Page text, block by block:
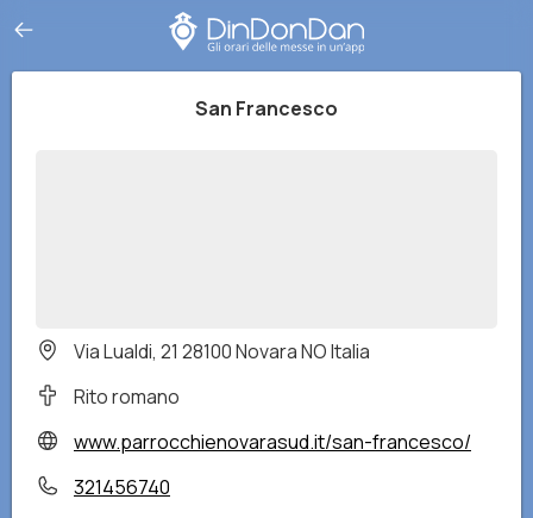
San Francesco
Via Lualdi, 21 28100 Novara NO Italia
Rito romano
www.parrocchienovarasud.it/san-francesco/
321456740